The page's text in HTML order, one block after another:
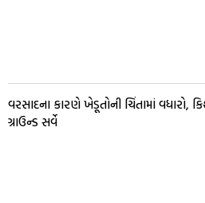
વરસાદના કારણે ખેડૂતોની ચિંતામાં વધારો,
ગ્રાઉન્ડ સર્વે